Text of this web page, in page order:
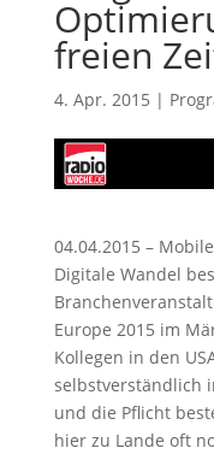
freien
4. Apr. 2015 |
04.04.2015 –
Digitale Wandel
Europe 2015 im
Kollegen in den
selbstverständlich
und die Pflicht
hier zu Lande oft